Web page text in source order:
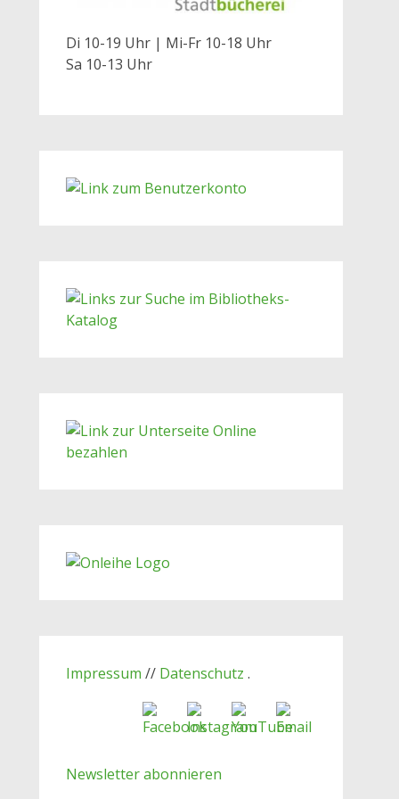
Di 10-19 Uhr | Mi-Fr 10-18 Uhr
Sa 10-13 Uhr
Impressum // Datenschutz .
Newsletter abonnieren